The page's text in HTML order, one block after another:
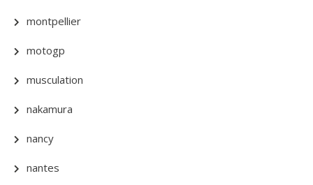
montpellier
motogp
musculation
nakamura
nancy
nantes